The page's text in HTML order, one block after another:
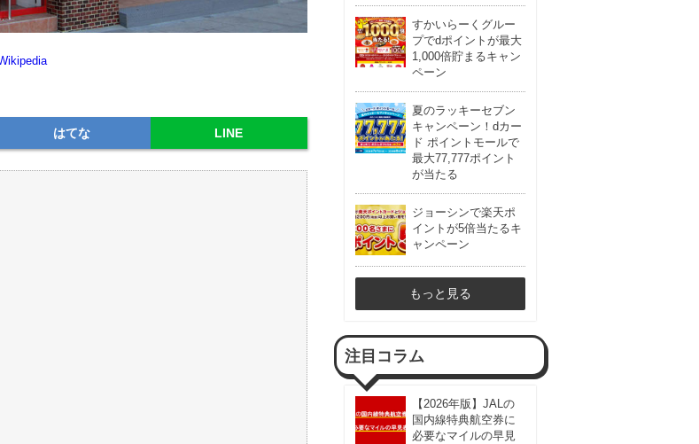
はてな LINE
すかいらーくグルー
プでdポイントが最大
1,000倍貯まるキャン
ペーン
夏のラッキーセブン
キャンペーン！dカー
ド ポイントモールで
最大77,777ポイント
が当たる
ジョーシンで楽天ポ
イントが5倍当たるキ
ャンペーン
もっと見る
注目コラム
【2026年版】JALの
国内線特典航空券に
必要なマイルの早見